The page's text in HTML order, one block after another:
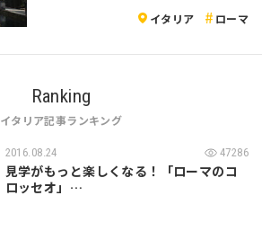
イタリア ローマ
Ranking
イタリア記事ランキング
2016.08.24 47286
見学がもっと楽しくなる！「ローマのコ
ロッセオ」…